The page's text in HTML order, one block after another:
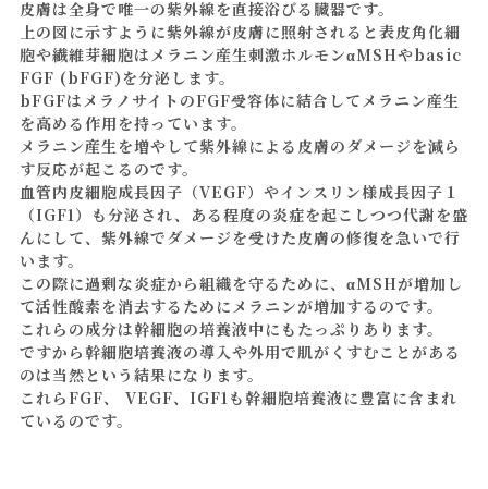
皮膚は全身で唯一の紫外線を直接浴びる臓器です。
上の図に示すように紫外線が皮膚に照射されると表皮角化細
胞や繊維芽細胞はメラニン産生刺激ホルモンαMSHやbasic
FGF (bFGF)を分泌します。
bFGFはメラノサイトのFGF受容体に結合してメラニン産生
を高める作用を持っています。
メラニン産生を増やして紫外線による皮膚のダメージを減ら
す反応が起こるのです。
血管内皮細胞成長因子（VEGF）やインスリン様成長因子１
（IGF1）も分泌され、ある程度の炎症を起こしつつ代謝を盛
んにして、紫外線でダメージを受けた皮膚の修復を急いで行
います。
この際に過剰な炎症から組織を守るために、αMSHが増加し
て活性酸素を消去するためにメラニンが増加するのです。
これらの成分は幹細胞の培養液中にもたっぷりあります。
ですから幹細胞培養液の導入や外用で肌がくすむことがある
のは当然という結果になります。
これらFGF、 VEGF、IGF1も幹細胞培養液に豊富に含まれ
ているのです。